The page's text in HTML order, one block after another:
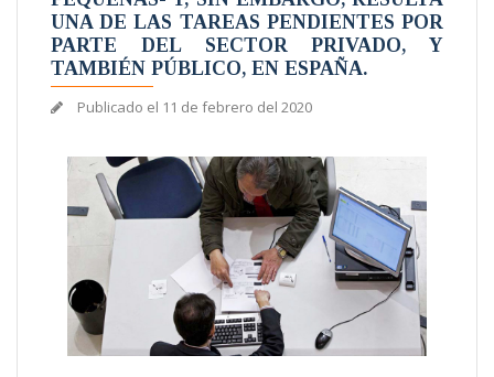
UNA DE LAS TAREAS PENDIENTES POR
PARTE DEL SECTOR PRIVADO, Y
TAMBIÉN PÚBLICO, EN ESPAÑA.
Publicado el 11 de febrero del 2020